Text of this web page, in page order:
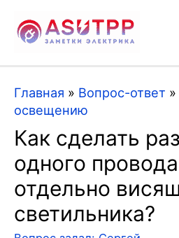
Главная » Вопрос-ответ »
освещению
Как сделать
одного
отдельно
светильника?